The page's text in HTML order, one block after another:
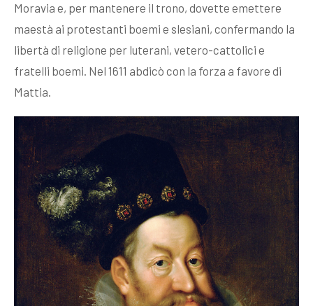
Moravia e, per mantenere il trono, dovette emettere
maestà ai protestanti boemi e slesiani, confermando la
libertà di religione per luterani, vetero-cattolici e
fratelli boemi. Nel 1611 abdicò con la forza a favore di
Mattia.